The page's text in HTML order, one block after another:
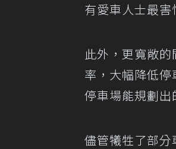
有愛車人士最害
此外，更寬敞
率，大幅降低
停車場能規劃出
儘管犧牲了部